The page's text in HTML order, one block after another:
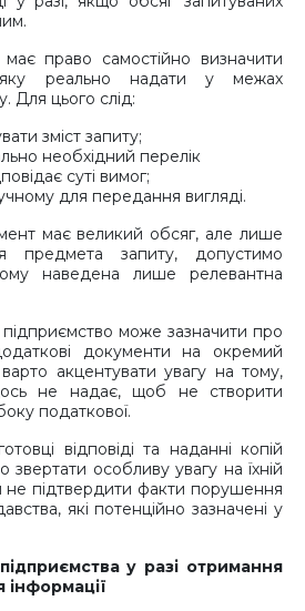
право самостійно визначити
яку реально надати у межах
Для цього слід:
зміст запиту;
необхідний перелік
суті вимог;
для передання вигляді.
має великий обсяг, але лише
предмета запиту, допустимо
наведена лише релевантна
підприємство може зазначити про
документи на окремий
акцентувати увагу на тому,
не надає, щоб не створити
податкової.
відповіді та наданні копій
звертати особливу увагу на їхній
не підтвердити факти порушення
які потенційно зазначені у
у разі отримання